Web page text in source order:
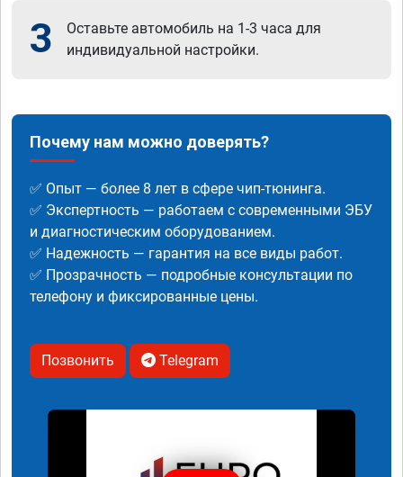
3
Оставьте автомобиль на 1-3 часа для
индивидуальной настройки.
Почему нам можно доверять?
✅ Опыт — более 8 лет в сфере чип-тюнинга.
✅ Экспертность — работаем с современными ЭБУ
и диагностическим оборудованием.
✅ Надежность — гарантия на все виды работ.
✅ Прозрачность — подробные консультации по
телефону и фиксированные цены.
Позвонить Telegram